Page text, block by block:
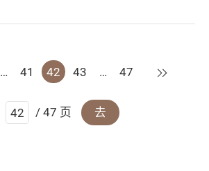
… 41 42 43 … 47 下一页
/ 47 页 去